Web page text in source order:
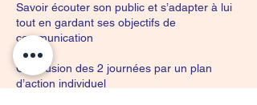
Savoir écouter son public et s’adapter à lui
tout en gardant ses objectifs de
communication
Conclusion des 2 journées par un plan
d’action individuel